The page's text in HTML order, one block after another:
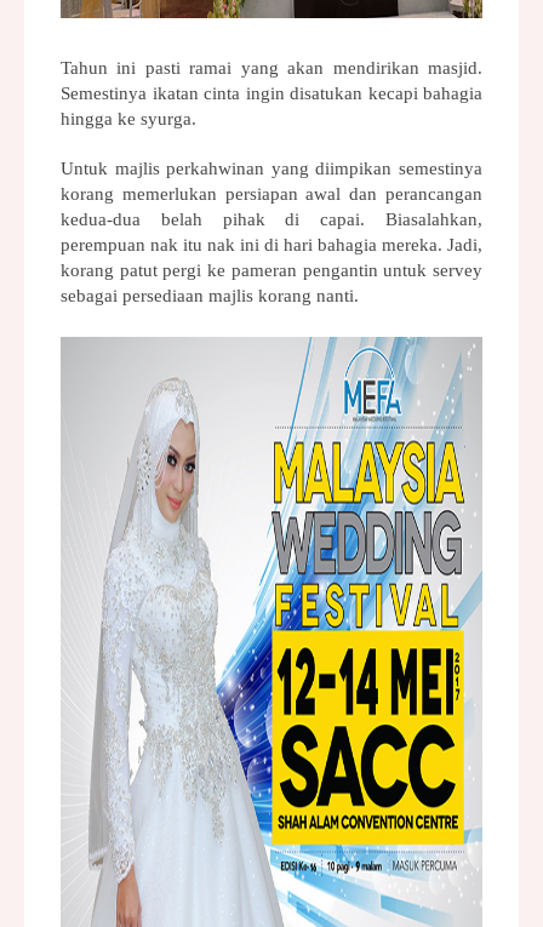
Tahun ini pasti ramai yang akan mendirikan masjid.
Semestinya ikatan cinta ingin disatukan kecapi bahagia
hingga ke syurga.
Untuk majlis perkahwinan yang diimpikan semestinya
korang memerlukan persiapan awal dan perancangan
kedua-dua belah pihak di capai. Biasalahkan,
perempuan nak itu nak ini di hari bahagia mereka. Jadi,
korang patut pergi ke pameran pengantin untuk servey
sebagai persediaan majlis korang nanti.